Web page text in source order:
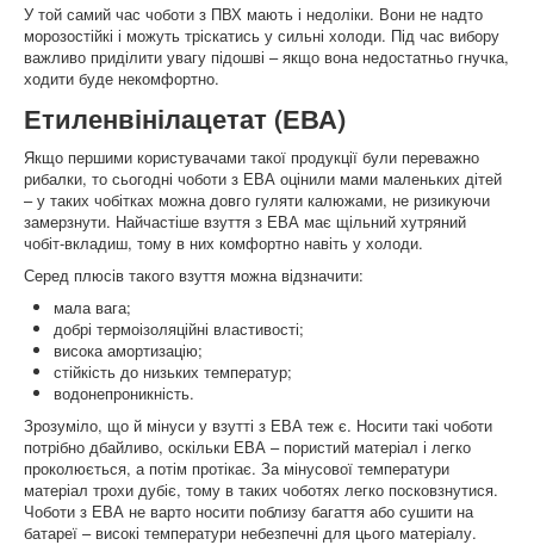
У той самий час чоботи з ПВХ мають і недоліки. Вони не надто
морозостійкі і можуть тріскатись у сильні холоди. Під час вибору
важливо приділити увагу підошві – якщо вона недостатньо гнучка,
ходити буде некомфортно.
Етиленвінілацетат (ЕВА)
Якщо першими користувачами такої продукції були переважно
рибалки, то сьогодні чоботи з ЕВА оцінили мами маленьких дітей
– у таких чобітках можна довго гуляти калюжами, не ризикуючи
замерзнути. Найчастіше взуття з ЕВА має щільний хутряний
чобіт-вкладиш, тому в них комфортно навіть у холоди.
Серед плюсів такого взуття можна відзначити:
мала вага;
добрі термоізоляційні властивості;
висока амортизацію;
стійкість до низьких температур;
водонепроникність.
Зрозуміло, що й мінуси у взутті з ЕВА теж є. Носити такі чоботи
потрібно дбайливо, оскільки ЕВА – пористий матеріал і легко
проколюється, а потім протікає. За мінусової температури
матеріал трохи дубіє, тому в таких чоботях легко посковзнутися.
Чоботи з ЕВА не варто носити поблизу багаття або сушити на
батареї – високі температури небезпечні для цього матеріалу.